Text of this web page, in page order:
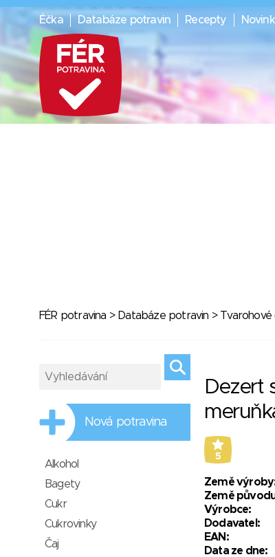
Éčka Databáze potravin Recepty
FÉR potravina > Databáze potravin >
Dezert
5
Země
Země
Výrobce:
Dodavatel:
EAN:
Data ze dne:
Nová potravina
Alkohol
Bagety
Cukr
Cukrovinky
Čaj